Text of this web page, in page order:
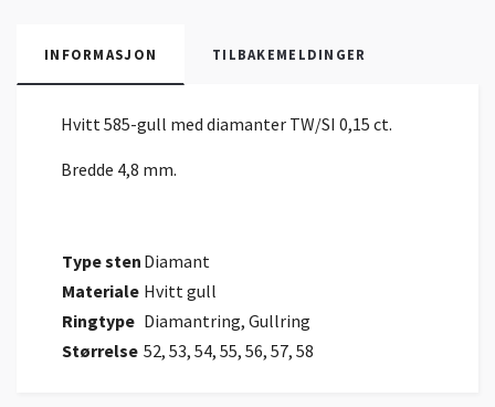
INFORMASJON TILBAKEMELDINGER
Hvitt 585-gull med diamanter TW/SI 0,15 ct.
Bredde 4,8 mm.
Type sten Diamant
Materiale Hvitt gull
Ringtype Diamantring, Gullring
Størrelse 52, 53, 54, 55, 56, 57, 58